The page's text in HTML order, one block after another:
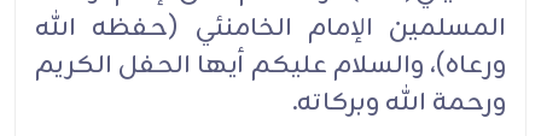
المسلمين الإمام الخامنئي (حفظه الله
ورعاه)، والسلام عليكم أيها الحفل الكريم
ورحمة الله وبركاته.